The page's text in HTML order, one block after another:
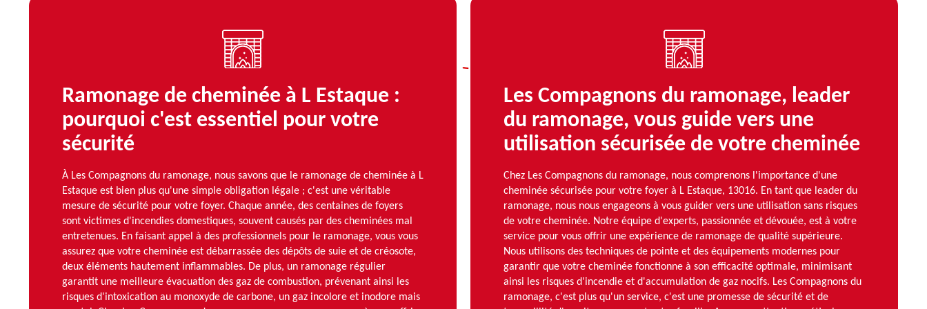
Ramonage de cheminée à L Estaque :
pourquoi c'est essentiel pour votre
sécurité
À Les Compagnons du ramonage, nous savons que le ramonage de cheminée à L
Estaque est bien plus qu'une simple obligation légale ; c'est une véritable
mesure de sécurité pour votre foyer. Chaque année, des centaines de foyers
sont victimes d'incendies domestiques, souvent causés par des cheminées mal
entretenues. En faisant appel à des professionnels pour le ramonage, vous vous
assurez que votre cheminée est débarrassée des dépôts de suie et de créosote,
deux éléments hautement inflammables. De plus, un ramonage régulier
garantit une meilleure évacuation des gaz de combustion, prévenant ainsi les
risques d'intoxication au monoxyde de carbone, un gaz incolore et inodore mais
Les Compagnons du ramonage, leader
du ramonage, vous guide vers une
utilisation sécurisée de votre cheminée
Chez Les Compagnons du ramonage, nous comprenons l'importance d'une
cheminée sécurisée pour votre foyer à L Estaque, 13016. En tant que leader du
ramonage, nous nous engageons à vous guider vers une utilisation sans risques
de votre cheminée. Notre équipe d'experts, passionnée et dévouée, est à votre
service pour vous offrir une expérience de ramonage de qualité supérieure.
Nous utilisons des techniques de pointe et des équipements modernes pour
garantir que votre cheminée fonctionne à son efficacité optimale, minimisant
ainsi les risques d'incendie et d'accumulation de gaz nocifs. Les Compagnons du
ramonage, c'est plus qu'un service, c'est une promesse de sécurité et de